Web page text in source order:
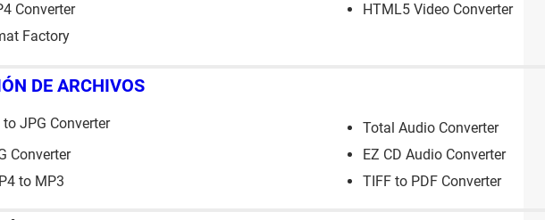
Converter
HTML5 Video Converter
Factory
DE ARCHIVOS
to JPG Converter
Total Audio Converter
Converter
EZ CD Audio Converter
to MP3
TIFF to PDF Converter